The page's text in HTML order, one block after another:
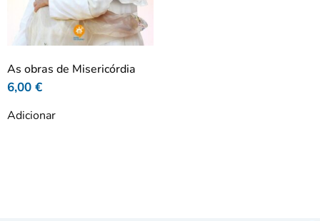
As obras de Misericórdia
6,00 €
Adicionar